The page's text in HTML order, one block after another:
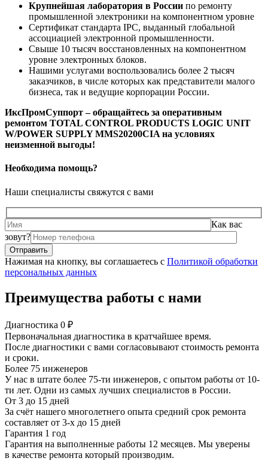
Крупнейшая лаборатория в России по ремонту
промышленной электроники на компонентном уровне
Сертификат стандарта IPC, выданный глобальной
ассоциацией электронной промышленности.
Свыше 10 тысяч восстановленных на компонентном
уровне электронных блоков.
Нашими услугами воспользовались более 2 тысяч
заказчиков, в числе которых как представители малого
бизнеса, так и ведущие корпорации России.
ИксПромСуппорт – обращайтесь за оперативным
ремонтом TOTAL CONTROL PRODUCTS LOGIC UNIT
W/POWER SUPPLY MMS20200CIA на условиях
неизменной выгоды!
Необходима помощь?
Наши специалисты свяжутся с вами
Как вас
зовут?
Нажимая на кнопку, вы соглашаетесь с Политикой обработки
персональных данных
Преимущества работы с нами
Диагностика 0 ₽
Первоначальная диагностика в кратчайшее время.
После диагностики с вами согласовывают стоимость ремонта
и сроки.
Более 75 инженеров
У нас в штате более 75-ти инженеров, с опытом работы от 10-
ти лет. Одни из самых лучших специалистов в России.
От 3 до 15 дней
За счёт нашего многолетнего опыта средний срок ремонта
составляет от 3-х до 15 дней
Гарантия 1 год
Гарантия на выполненные работы 12 месяцев. Мы уверены
в качестве ремонта который производим.